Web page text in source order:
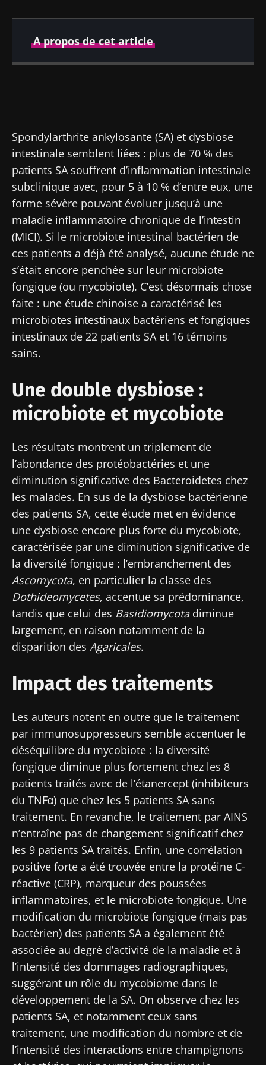
A propos de cet article
Spondylarthrite ankylosante (SA) et dysbiose
intestinale semblent liées : plus de 70 % des
patients SA souffrent d’inflammation intestinale
subclinique avec, pour 5 à 10 % d’entre eux, une
forme sévère pouvant évoluer jusqu’à une
maladie inflammatoire chronique de l’intestin
(MICI). Si le microbiote intestinal bactérien de
ces patients a déjà été analysé, aucune étude ne
s’était encore penchée sur leur microbiote
fongique (ou mycobiote). C’est désormais chose
faite : une étude chinoise a caractérisé les
microbiotes intestinaux bactériens et fongiques
intestinaux de 22 patients SA et 16 témoins
sains.
Une double dysbiose :
microbiote et mycobiote
Les résultats montrent un triplement de
l’abondance des protéobactéries et une
diminution significative des Bacteroidetes chez
les malades. En sus de la dysbiose bactérienne
des patients SA, cette étude met en évidence
une dysbiose encore plus forte du mycobiote,
caractérisée par une diminution significative de
la diversité fongique : l’embranchement des
Ascomycota, en particulier la classe des
Dothideomycetes, accentue sa prédominance,
tandis que celui des Basidiomycota diminue
largement, en raison notamment de la
disparition des Agaricales.
Impact des traitements
Les auteurs notent en outre que le traitement
par immunosuppresseurs semble accentuer le
déséquilibre du mycobiote : la diversité
fongique diminue plus fortement chez les 8
patients traités avec de l’étanercept (inhibiteurs
du TNFα) que chez les 5 patients SA sans
traitement. En revanche, le traitement par AINS
n’entraîne pas de changement significatif chez
les 9 patients SA traités. Enfin, une corrélation
positive forte a été trouvée entre la protéine C-
réactive (CRP), marqueur des poussées
inflammatoires, et le microbiote fongique. Une
modification du microbiote fongique (mais pas
bactérien) des patients SA a également été
associée au degré d’activité de la maladie et à
l’intensité des dommages radiographiques,
suggérant un rôle du mycobiome dans le
développement de la SA. On observe chez les
patients SA, et notamment ceux sans
traitement, une modification du nombre et de
l’intensité des interactions entre champignons
Se tenir informé
Ne partez pas si vite !
Rejoignez la communauté Microbiota des
professionnels de santé et des chercheurs et
recevez le "Microbiota Digest" et le "HCP
Magazine" pour rester au courant des
dernières actualités sur le microbiote.